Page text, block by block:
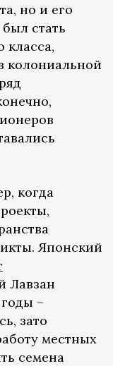
но и его
стать
класса,
когда
Японский
Лавзан
–
зато
местных
семена